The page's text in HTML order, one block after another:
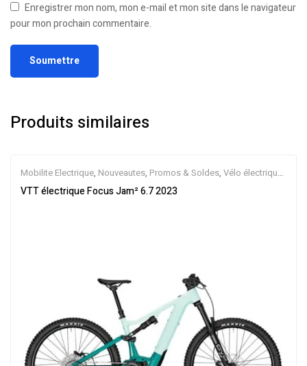
Enregistrer mon nom, mon e-mail et mon site dans le navigateur
pour mon prochain commentaire.
Produits similaires
Mobilite Electrique, Nouveautes, Promos & Soldes, Vélo électrique
ville,Velos Electriques,VTT Électriques
VTT électrique Focus Jam² 6.7 2023